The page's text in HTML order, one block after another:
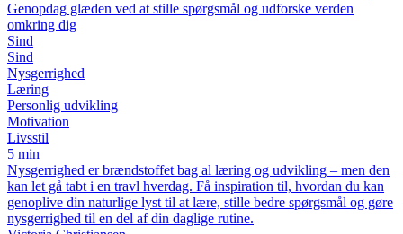
Genopdag glæden ved at stille spørgsmål og udforske verden
omkring dig
Sind
Sind
Nysgerrighed
Læring
Personlig udvikling
Motivation
Livsstil
5 min
Nysgerrighed er brændstoffet bag al læring og udvikling – men den
kan let gå tabt i en travl hverdag. Få inspiration til, hvordan du kan
genoplive din naturlige lyst til at lære, stille bedre spørgsmål og gøre
nysgerrighed til en del af din daglige rutine.